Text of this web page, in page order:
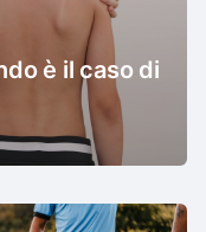
è il caso di